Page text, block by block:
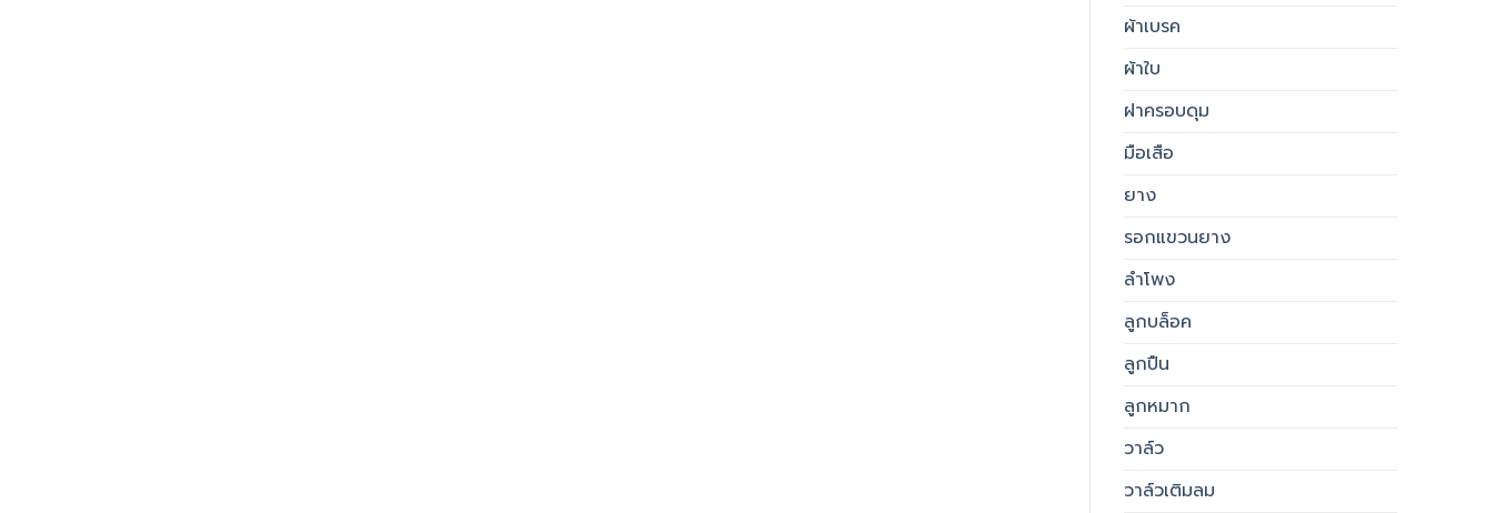
ผ้าเบรค
ผ้าใบ
ฝาครอบดุม
มือเสือ
ยาง
รอกแขวนยาง
ลำโพง
ลูกบล็อค
ลูกปืน
ลูกหมาก
วาล์ว
วาล์วเติมลม